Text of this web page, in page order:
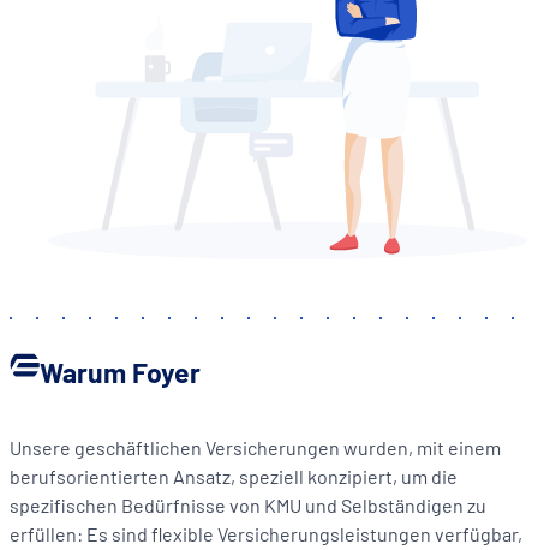
Warum Foyer
Unsere geschäftlichen Versicherungen wurden, mit einem
berufsorientierten Ansatz, speziell konzipiert, um die
spezifischen Bedürfnisse von KMU und Selbständigen zu
erfüllen: Es sind flexible Versicherungsleistungen verfügbar,